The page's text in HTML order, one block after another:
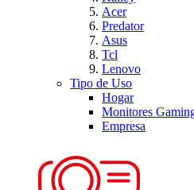
Acer
Predator
Asus
Tcl
Lenovo
Tipo de Uso
Hogar
Monitores
Empresa